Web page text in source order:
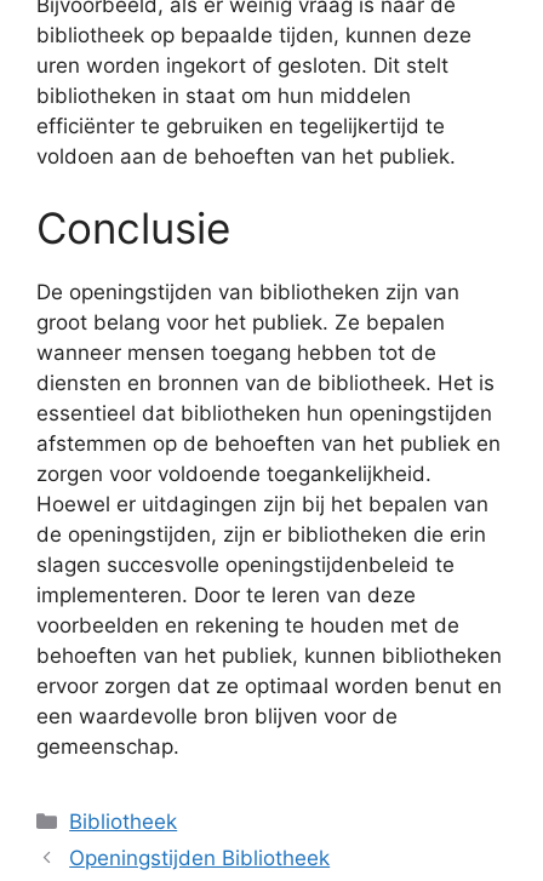
bibliotheek op bepaalde tijden, kunnen deze
uren worden ingekort of gesloten. Dit stelt
bibliotheken in staat om hun middelen
efficiënter te gebruiken en tegelijkertijd te
voldoen aan de behoeften van het publiek.
Conclusie
De openingstijden van bibliotheken zijn van
groot belang voor het publiek. Ze bepalen
wanneer mensen toegang hebben tot de
diensten en bronnen van de bibliotheek. Het is
essentieel dat bibliotheken hun openingstijden
afstemmen op de behoeften van het publiek en
zorgen voor voldoende toegankelijkheid.
Hoewel er uitdagingen zijn bij het bepalen van
de openingstijden, zijn er bibliotheken die erin
slagen succesvolle openingstijdenbeleid te
implementeren. Door te leren van deze
voorbeelden en rekening te houden met de
behoeften van het publiek, kunnen bibliotheken
ervoor zorgen dat ze optimaal worden benut en
een waardevolle bron blijven voor de
gemeenschap.
Categorieën
Bibliotheek
Openingstijden Bibliotheek